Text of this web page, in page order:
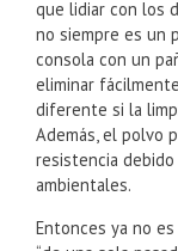
otras partículas
que lidiar con los
no siempre es un
consola con un
eliminar
diferente si la
Además, el polvo
resistencia debido
ambientales.